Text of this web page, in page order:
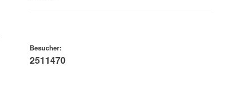
Besucher:
2511470